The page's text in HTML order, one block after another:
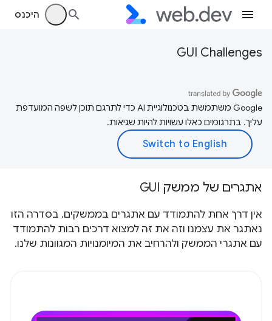
היכנס
GUI Challenges
‫Google משתמשת בטכנולוגיית AI כדי לתרגם תוכן לשפה המועדפת
עליך. בתרגומים כאלו עשויות להיות שגיאות.
אתגרים של ממשק GUI
אין דרך אחת להתמודד עם אתגרים בממשקים. בסדרה הזו
נאתגר את עצמנו וזה את זה למצוא דרכים רבות להתמודד
עם אתגרי הממשק ולהרחיב את המיומנויות המגוונות שלנו.